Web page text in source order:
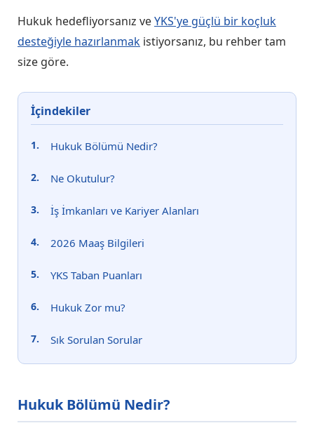
Hukuk hedefliyorsanız veYKS'ye güçlü bir koçluk
desteğiyle hazırlanmak istiyorsanız, bu rehber tam
size göre.
İçindekiler
Hukuk Bölümü Nedir?
Ne Okutulur?
İş İmkanları ve Kariyer Alanları
2026 Maaş Bilgileri
YKS Taban Puanları
Hukuk Zor mu?
Sık Sorulan Sorular
Hukuk Bölümü Nedir?